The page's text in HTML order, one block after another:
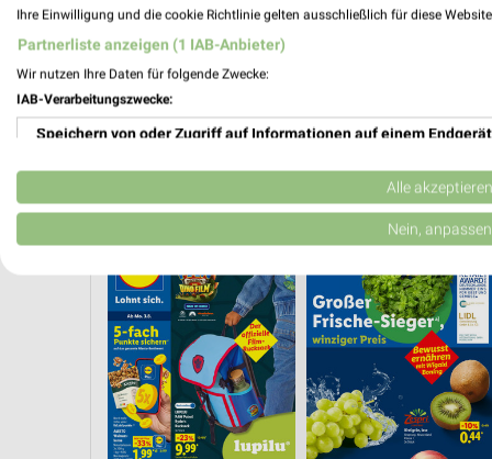
ANGEBOTE AB DONNERSTAG
Ihre Einwilligung und die cookie Richtlinie gelten ausschließlich für diese
Partnerliste anzeigen (1 IAB-Anbieter)
Wir nutzen Ihre Daten für folgende Zwecke:
IAB-Verarbeitungszwecke:
Speichern von oder Zugriff auf Informationen auf einem Endgerät
Verwendung reduzierter Daten zur Auswahl von Werbeanzeigen
Erstellung von Profilen für personalisierte Werbung
Erstellung von Profilen zur Personalisierung von Inhalten
Verwendung von Profilen zur Auswahl personalisierter Inhalte
Messung der Werbeleistung
Messung der Performance von Inhalten
Alle akzeptieren
Nein, anpassen